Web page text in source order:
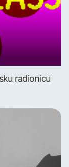
radionicu